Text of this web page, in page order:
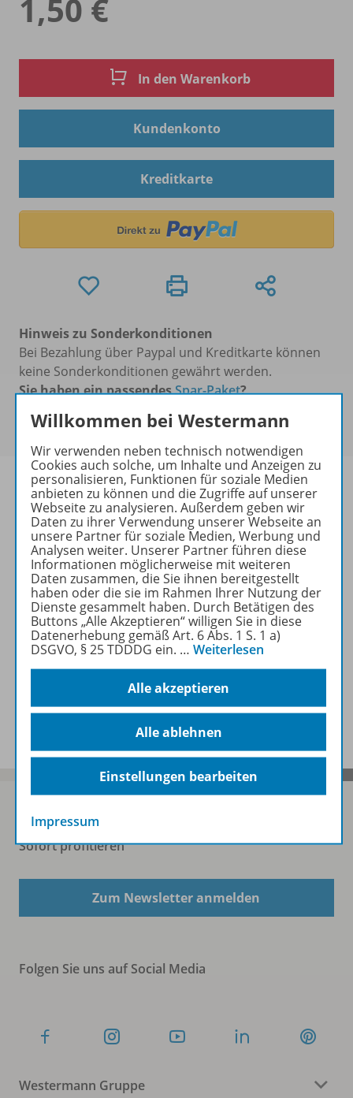
1,50 €
In den Warenkorb
Kundenkonto
Kreditkarte
Hinweis zu Sonderkonditionen
Bei Bezahlung über Paypal und Kreditkarte können
keine Sonderkonditionen gewährt werden.
Sie haben ein passendesSpar-Paket?
sich bitte an.
Informationen
Weitere Inhalte der Ausgabe
Ergänzende Materialien
Spar-Pakete
Sofort profitieren
Zum Newsletter anmelden
Folgen Sie uns auf Social Media
Westermann Gruppe
Willkommen bei Westermann
Wir verwenden neben technisch notwendigen
Cookies auch solche, um Inhalte und Anzeigen zu
personalisieren, Funktionen für soziale Medien
anbieten zu können und die Zugriffe auf unserer
Webseite zu analysieren. Außerdem geben wir
Daten zu ihrer Verwendung unserer Webseite an
unsere Partner für soziale Medien, Werbung und
Analysen weiter. Unserer Partner führen diese
Informationen möglicherweise mit weiteren
Daten zusammen, die Sie ihnen bereitgestellt
haben oder die sie im Rahmen Ihrer Nutzung der
Dienste gesammelt haben. Durch Betätigen des
Buttons „Alle Akzeptieren“ willigen Sie in diese
Datenerhebung gemäß Art. 6 Abs. 1 S. 1 a)
DSGVO, § 25 TDDDG ein. … Weiterlesen
Alle akzeptieren
Alle ablehnen
Einstellungen bearbeiten
Impressum